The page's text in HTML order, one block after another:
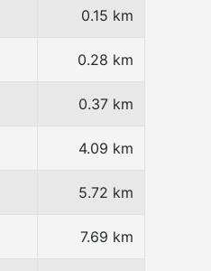
0.15 km
0.28 km
0.37 km
4.09 km
5.72 km
7.69 km